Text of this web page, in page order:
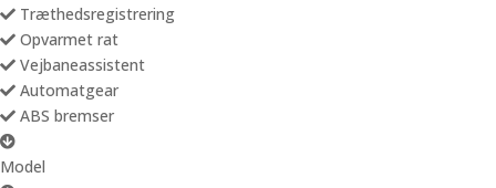
Træthedsregistrering
Opvarmet rat
Vejbaneassistent
Automatgear
ABS bremser
Model